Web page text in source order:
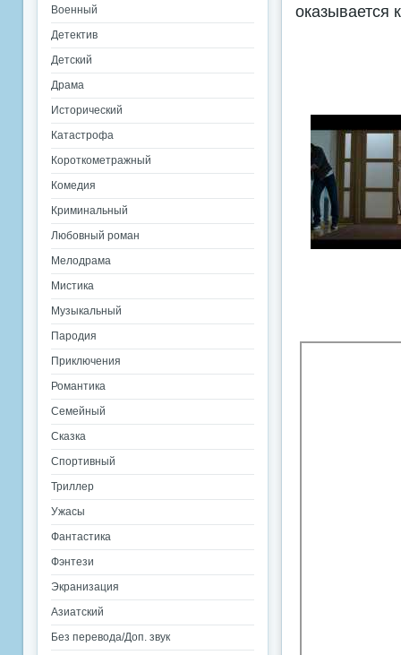
оказывается
Военный
Детектив
Детский
Драма
Исторический
Катастрофа
Короткометражный
Комедия
Криминальный
Любовный роман
Мелодрама
Мистика
Музыкальный
Пародия
Приключения
Романтика
Семейный
Сказка
Спортивный
Триллер
Ужасы
Фантастика
Фэнтези
Экранизация
Азиатский
Без перевода/Доп. звук